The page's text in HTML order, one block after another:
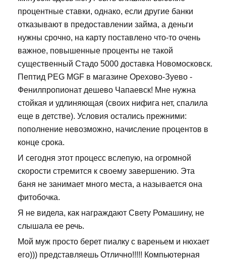
процентные ставки, однако, если другие банки
отказывают в предоставлении займа, а деньги
нужны срочно, на карту поставлено что-то очень
важное, повышенные проценты не такой
существенный Стадо 5000 доставка Новомосковск.
Пептид PEG MGF в магазине Орехово-Зуево -
Фенилпропионат дешево Чапаевск! Мне нужна
стойкая и удлиняющая (своих нифига нет, спалила
еще в детстве). Условия остались прежними:
пополнение невозможно, начисление процентов в
конце срока.
И сегодня этот процесс вслепую, на огромной
скорости стремится к своему завершению. Эта
баня не занимает много места, а называется она
фитобочка.
Я не видела, как награждают Свету Ромашину, не
слышала ее речь.
Мой муж просто берет пиалку с вареньем и нюхает
его))) представляешь Отлично!!!!! Компьютерная